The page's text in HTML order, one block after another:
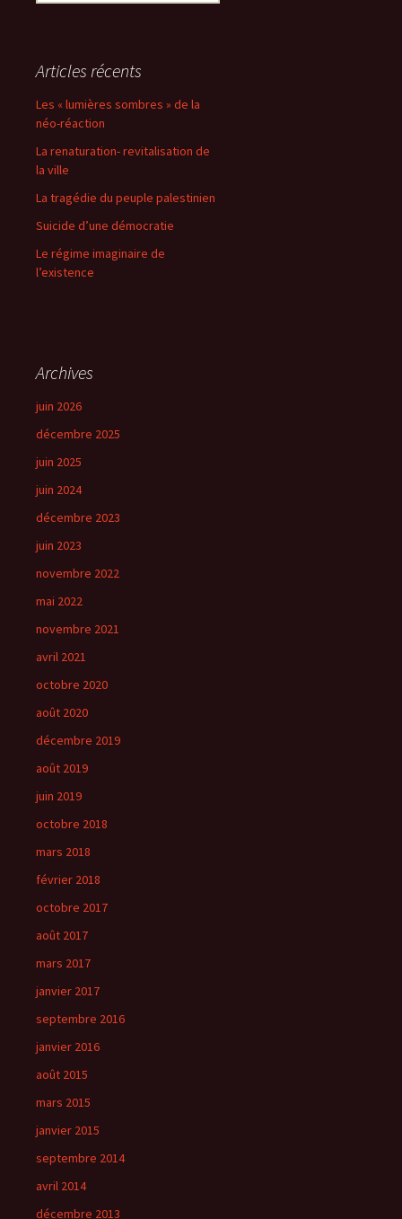
Articles récents
Les « lumières sombres » de la
néo-réaction
La renaturation- revitalisation de
la ville
La tragédie du peuple palestinien
Suicide d’une démocratie
Le régime imaginaire de
l’existence
Archives
juin 2026
décembre 2025
juin 2025
juin 2024
décembre 2023
juin 2023
novembre 2022
mai 2022
novembre 2021
avril 2021
octobre 2020
août 2020
décembre 2019
août 2019
juin 2019
octobre 2018
mars 2018
février 2018
octobre 2017
août 2017
mars 2017
janvier 2017
septembre 2016
janvier 2016
août 2015
mars 2015
janvier 2015
septembre 2014
avril 2014
décembre 2013